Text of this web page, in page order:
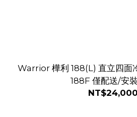
Warrior 樺利 188(L) 直立四面
188F 僅配送/安
NT$24,000